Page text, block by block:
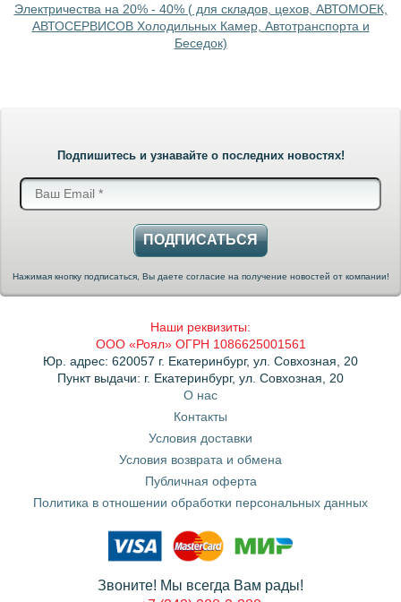
Электричества на 20% - 40% ( для складов, цехов, АВТОМОЕК,
АВТОСЕРВИСОВ Холодильных Камер, Автотранспорта и
Беседок)
Подпишитесь и узнавайте о последних новостях!
ПОДПИСАТЬСЯ
Нажимая кнопку подписаться, Вы даете согласие на получение новостей от компании!
Наши реквизиты:
ООО «Роял» ОГРН 1086625001561
Юр. адрес: 620057 г. Екатеринбург, ул. Совхозная, 20
Пункт выдачи: г. Екатеринбург, ул. Совхозная, 20
О нас
Контакты
Условия доставки
Условия возврата и обмена
Публичная оферта
Политика в отношении обработки персональных данных
Звоните! Мы всегда Вам рады!